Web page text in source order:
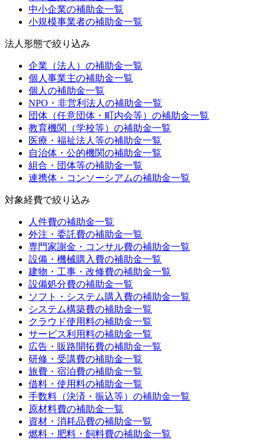
中小企業の補助金一覧
小規模事業者の補助金一覧
法人形態で絞り込み
企業（法人） の補助金一覧
個人事業主の補助金一覧
個人 の補助金一覧
NPO・非営利法人 の補助金一覧
団体（任意団体・町内会等） の補助金一覧
教育機関（学校等） の補助金一覧
医療・福祉法人等の補助金一覧
自治体・公的機関の補助金一覧
組合・団体等の補助金一覧
連携体・コンソーシアムの補助金一覧
対象経費で絞り込み
人件費の補助金一覧
外注・委託費の補助金一覧
専門家謝金・コンサル費の補助金一覧
設備・機械購入費の補助金一覧
建物・工事・改修費の補助金一覧
設備処分費の補助金一覧
ソフト・システム購入費の補助金一覧
システム構築費の補助金一覧
クラウド使用料の補助金一覧
サービス利用料の補助金一覧
広告・販路開拓費の補助金一覧
研修・受講費の補助金一覧
旅費・宿泊費の補助金一覧
借料・使用料の補助金一覧
手数料（決済・振込等） の補助金一覧
原材料費の補助金一覧
資材・消耗品費の補助金一覧
燃料・肥料・飼料費の補助金一覧